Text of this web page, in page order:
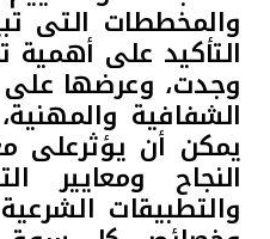
والمخططات التى
التأكيد على
وجدت، وعرضها
الشفافية
يمكن أن يؤثرعلى
النجاح ومعايير
والتطبيقات